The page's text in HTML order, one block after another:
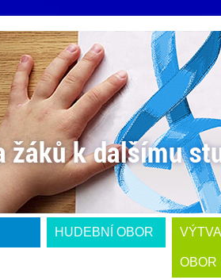
HUDEBNÍ OBOR
OBOR